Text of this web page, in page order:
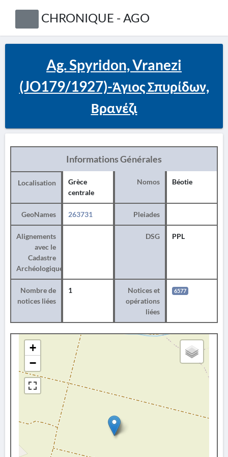
CHRONIQUE - AGO
Ag. Spyridon, Vranezi
(JO179/1927)-Άγιος Σπυρίδων,
Βρανέζι
Informations Générales
Localisation
Grèce
centrale
Nomos Béotie
GeoNames 263731 Pleiades
Alignements
avec le
Cadastre
Archéologique
DSG PPL
Nombre de
notices liées
1
Notices et
opérations
liées
6577
+
−